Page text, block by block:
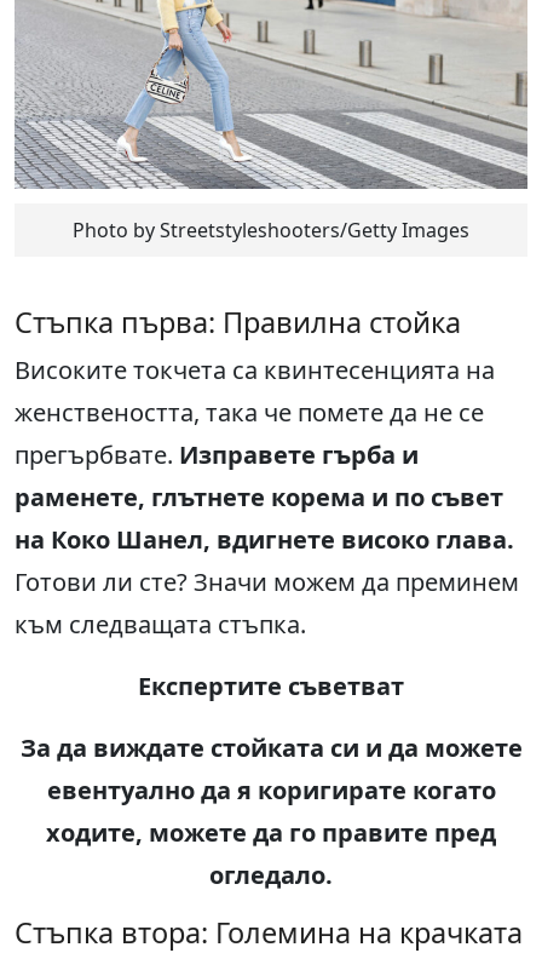
Photo by Streetstyleshooters/Getty Images
Стъпка първа: Правилна стойка
Високите токчета са квинтесенцията на
женствеността, така че помете да не се
прегърбвате. Изправете гърба и
раменете, глътнете корема и по съвет
на Коко Шанел, вдигнете високо глава.
Готови ли сте? Значи можем да преминем
към следващата стъпка.
Експертите съветват
За да виждате стойката си и да можете
евентуално да я коригирате когато
ходите, можете да го правите пред
огледало.
Стъпка втора: Големина на крачката